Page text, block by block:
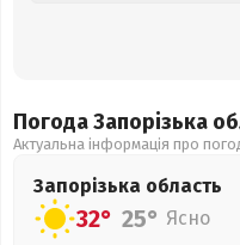
Погода Запорізька
Актуальна інформація про
Запорізька область
32° 25° Ясно